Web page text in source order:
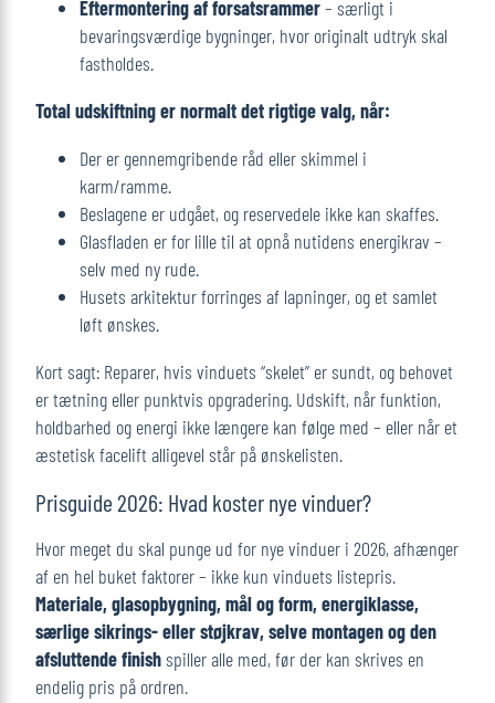
Eftermontering af forsatsrammer– særligt i
bevaringsværdige bygninger, hvor originalt udtryk skal
fastholdes.
Total udskiftning er normalt det rigtige valg, når:
Der er gennemgribende råd eller skimmel i
karm/ramme.
Beslagene er udgået, og reservedele ikke kan skaffes.
Glasfladen er for lille til at opnå nutidens energikrav –
selv med ny rude.
Husets arkitektur forringes af lapninger, og et samlet
løft ønskes.
Kort sagt: Reparer, hvis vinduets “skelet” er sundt, og behovet
er tætning eller punktvis opgradering. Udskift, når funktion,
holdbarhed og energi ikke længere kan følge med – eller når et
æstetisk facelift alligevel står på ønskelisten.
Prisguide 2026: Hvad koster nye vinduer?
Hvor meget du skal punge ud for nye vinduer i 2026, afhænger
af en hel buket faktorer – ikke kun vinduets listepris.
Materiale, glasopbygning, mål og form, energiklasse,
særlige sikrings- eller støjkrav, selve montagen og den
afsluttende finish spiller alle med, før der kan skrives en
endelig pris på ordren.